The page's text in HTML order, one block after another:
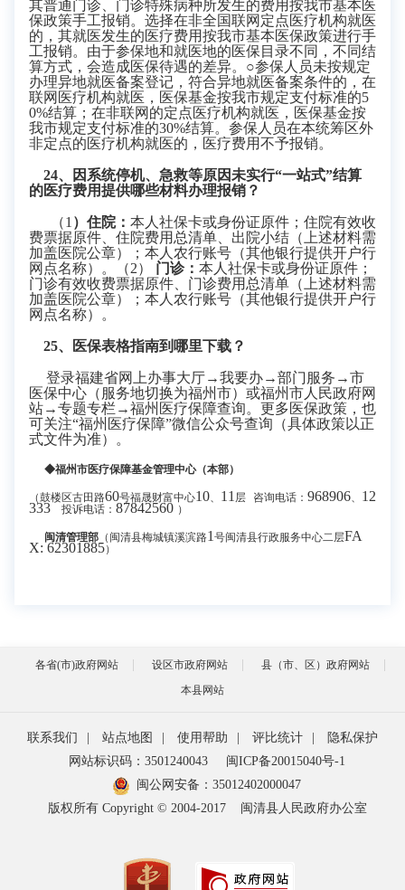
其普通门诊、门诊特殊病种所发生的费用按我市基本医
保政策手工报销。选择在非全国联网定点医疗机构就医
的，其就医发生的医疗费用按我市基本医保政策进行手
工报销。由于参保地和就医地的医保目录不同，不同结
算方式，会造成医保待遇的差异。○参保人员未按规定
办理异地就医备案登记 ， 符合异地就医备案条件的， 在
联网医疗机构就医，医保基金按我市规定支付标准的5
0%结算；在非联网的定点医疗机构就医，医保基金按
我市规定支付标准的30%结算。参保人员在本统筹区外
非定点的医疗机构就医的，医疗费用不予报销。
24、因系统停机、急救等原因未实行“一站式”结算
的医疗费用提供哪些材料办理报销？
（1 ） 住院： 本人社保卡或身份证原件；住院有效收
费票据原件
住院费用总清单 出院小结（ 上述材料需
加盖医院公章）；本人农行账号（其他银行提供开户行
网点名称）。
（2） 门诊： 本人社保卡或身份证原件；
门诊有效收费票据原件
门诊费用总清单（ 上述材料需
加盖医院公章）；本人农行账号（其他银行提供开户行
网点名称）。
25、医保表格指南到哪里下载 ？
登录福建省网上办事大厅→我要办→部门服务→市
医保中心（服务地切换为福州市）或福州市人民政府网
站→专题专栏→福州医疗保障查询。更多医保政策， 也
可关注“福州医疗保障”微信公众号查询（具体政策以正
式文件为准）。
◆福州市医疗保障基金管理中心（本部）
（鼓楼区古田路60号福晟财富中心10、 11 层 咨询电话： 968906、 12
333投诉电话： 87842560 ）
闽清管理部 （闽清县梅城镇溪滨路1号闽清县行政服务中心二层FA
X: 62301885）
各省(市)政府网站 设区市政府网站
县（市、区）政府网站
本县网站
联系我们 站点地图 使用帮助 评比统计
隐私保护
网站标识码：3501240043
闽ICP备20015040号-1
闽公网安备： 35012402000047
版权所有 Copyright © 2004-2017
闽清县人民政府办公室